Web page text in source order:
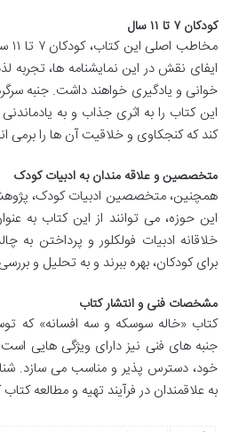
کودکان ۷ تا ۱۱ سال
ایفای نقش در این نمایشنامه ها،
خوانی و یادگیری خواهند داشت. جنبه
این کتاب را به اثری جذاب و به
کند که کنجکاوی و خلاقیت آن ها را برمی
متخصصین و علاقه مندان به ادبیات کودک
همچنین، متخصصین ادبیات کودک،
این حوزه، می توانند از این کتاب به
خلاقانه ادبیات فولکلور و پرداختن
برای کودکان، بهره ببرند و به تحلیل و
مشخصات فنی و انتشار کتاب
کتاب «خاله سوسکه و سه افسانه» که
جنبه های فنی نیز دارای ویژگی هایی
خود، دسترس پذیر و مناسب می سازد.
به علاقمندان در فرآیند تهیه و مطالعه